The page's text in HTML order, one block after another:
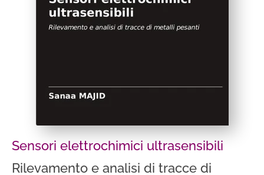
Sensori elettrochimici ultrasensibili
Rilevamento e analisi di tracce di